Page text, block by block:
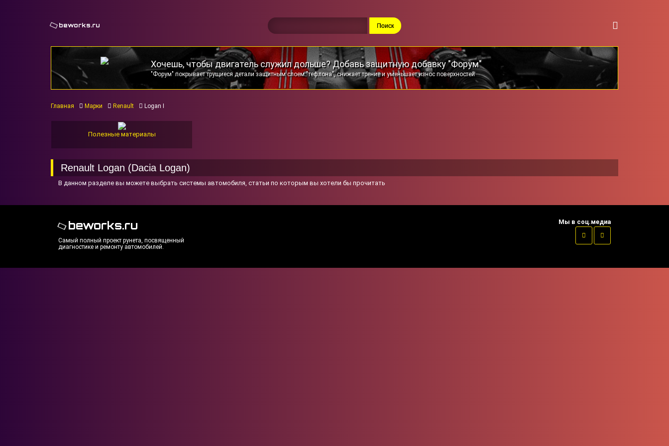
beworks.ru
Хочешь, чтобы двигатель служил дольше? Добавь защитную добавку "Форум"
"Форум" покрывает трущиеся детали защитным слоем "тефлона", снижает трение и уменьшает износ поверхностей
Главная Марки Renault Logan I
Полезные материалы
Renault Logan (Dacia Logan)
В данном разделе вы можете выбрать системы автомобиля, статьи по которым вы хотели бы прочитать
beworks.ru
Самый полный проект рунета, посвященный
диагностике и ремонту автомобилей.
Мы в соц.медиа